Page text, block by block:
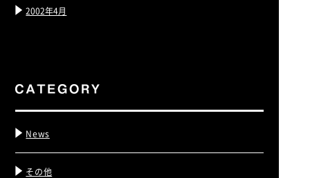
2002年4月
News
その他